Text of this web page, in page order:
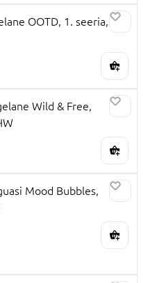
OOTD, 1. seeria,
Wild & Free,
Mood Bubbles,